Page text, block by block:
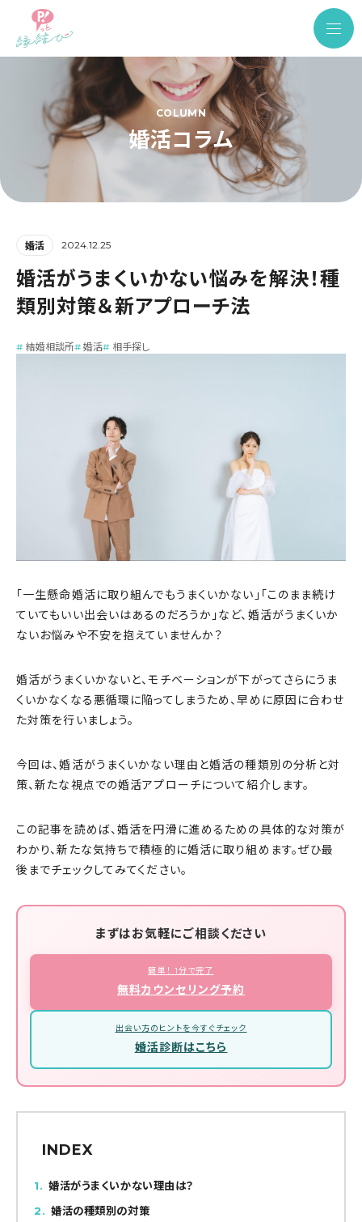
COLUMN
婚活コラム
婚活 2024.12.25
婚活がうまくいかない悩みを解決！種
類別対策＆新アプローチ法
結婚相談所 婚活 相手探し
「一生懸命婚活に取り組んでもうまくいかない」「このまま続け
ていてもいい出会いはあるのだろうか」など、婚活がうまくいか
ないお悩みや不安を抱えていませんか？
婚活がうまくいかないと、モチベーションが下がってさらにうま
くいかなくなる悪循環に陥ってしまうため、早めに原因に合わせ
た対策を行いましょう。
今回は、婚活がうまくいかない理由と婚活の種類別の分析と対
策、新たな視点での婚活アプローチについて紹介します。
この記事を読めば、婚活を円滑に進めるための具体的な対策が
わかり、新たな気持ちで積極的に婚活に取り組めます。ぜひ最
後までチェックしてみてください。
まずはお気軽にご相談ください
簡単！ 1分で完了
無料カウンセリング予約
出会い方のヒントを今すぐチェック
婚活診断はこちら
INDEX
1
婚活がうまくいかない理由は？
2
婚活の種類別の対策